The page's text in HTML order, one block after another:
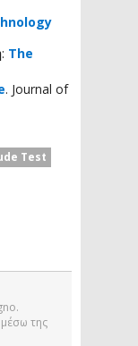
: The
. Journal of
Test
της